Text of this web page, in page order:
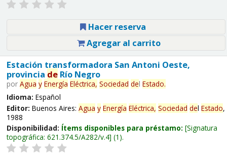
Hacer reserva
Agregar al carrito
Estación transformadora San Antoni Oeste,
provincia deRío Negro
por Agua y Energía Eléctrica, Sociedad del Estado.
Idioma: Español
Editor: Buenos Aires: Agua y Energía Eléctrica, Sociedad del Estado,
1988
Disponibilidad: Ítems disponibles para préstamo: Signatura
topográfica: 621.374.5/A282/v.4 (1).